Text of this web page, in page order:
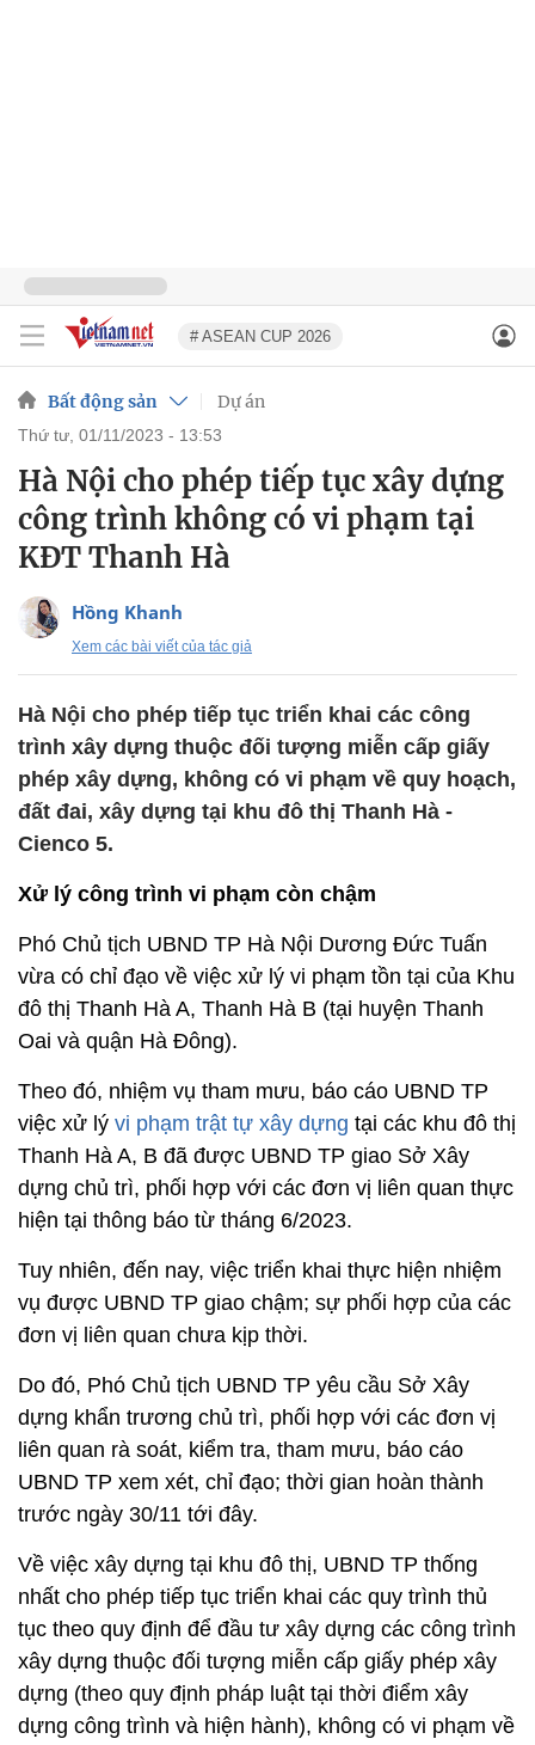
# ASEAN CUP 2026
Bất động sản Dự án
thứ tư, 01/11/2023 - 13:53
Hà Nội cho phép tiếp tục xây dựng
công trình không có vi phạm tại
KĐT Thanh Hà
Hồng Khanh
Xem các bài viết của tác giả
Hà Nội cho phép tiếp tục triển khai các công
trình xây dựng thuộc đối tượng miễn cấp giấy
phép xây dựng, không có vi phạm về quy hoạch,
đất đai, xây dựng tại khu đô thị Thanh Hà -
Cienco 5.
Xử lý công trình vi phạm còn chậm
Phó Chủ tịch UBND TP Hà Nội Dương Đức Tuấn
vừa có chỉ đạo về việc xử lý vi phạm tồn tại của Khu
đô thị Thanh Hà A, Thanh Hà B (tại huyện Thanh
Oai và quận Hà Đông).
Theo đó, nhiệm vụ tham mưu, báo cáo UBND TP
việc xử lý vi phạm trật tự xây dựng tại các khu đô thị
Thanh Hà A, B đã được UBND TP giao Sở Xây
dựng chủ trì, phối hợp với các đơn vị liên quan thực
hiện tại thông báo từ tháng 6/2023.
Tuy nhiên, đến nay, việc triển khai thực hiện nhiệm
vụ được UBND TP giao chậm; sự phối hợp của các
đơn vị liên quan chưa kịp thời.
Do đó, Phó Chủ tịch UBND TP yêu cầu Sở Xây
dựng khẩn trương chủ trì, phối hợp với các đơn vị
liên quan rà soát, kiểm tra, tham mưu, báo cáo
UBND TP xem xét, chỉ đạo; thời gian hoàn thành
trước ngày 30/11 tới đây.
Về việc xây dựng tại khu đô thị, UBND TP thống
nhất cho phép tiếp tục triển khai các quy trình thủ
tục theo quy định để đầu tư xây dựng các công trình
xây dựng thuộc đối tượng miễn cấp giấy phép xây
dựng (theo quy định pháp luật tại thời điểm xây
dựng công trình và hiện hành), không có vi phạm về